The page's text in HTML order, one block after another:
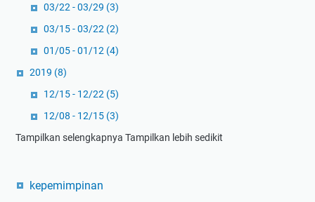
03/22 - 03/29 (3)
03/15 - 03/22 (2)
01/05 - 01/12 (4)
2019 (8)
12/15 - 12/22 (5)
12/08 - 12/15 (3)
Tampilkan selengkapnya Tampilkan lebih sedikit
kepemimpinan